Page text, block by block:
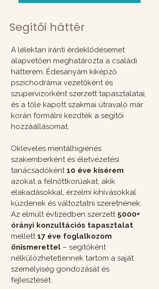
Segítői háttér
A lélektan iránti érdeklődésemet
alapvetően meghatározta a családi
hátterem. Édesanyám kiképző
pszichodráma vezetőként és
szupervizorként szerzett tapasztalatai,
és a tőle kapott szakmai útravaló már
korán formálni kezdték a segítői
hozzáállásomat.
Okleveles mentálhigiénés
szakemberként és életvezetési
tanácsadóként10 éve kísérem
azokat a felnőttkorúakat, akik
elakadásokkal, érzelmi kihívásokkal
küzdenek és változtatni szeretnének.
Az elmúlt évtizedben szerzett5000+
órányi konzultációs tapasztalat
mellett17 éve foglalkozom
önismerettel – segítőként
nélkülözhetetlennek tartom a saját
személyiség gondozását és
fejlesztését.